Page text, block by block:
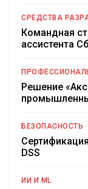
СРЕДСТВА
Командная
ассистента
Решение
БЕЗОПАСНОСТЬ
DSS
ИИ И ML